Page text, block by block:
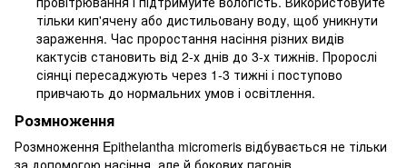
тільки кип'ячену або дистильовану воду, щоб уникнути
зараження. Час проростання насіння різних видів
кактусів становить від 2-х днів до 3-х тижнів. Пророслі
сіянці пересаджують через 1-3 тижні і поступово
привчають до нормальних умов і освітлення.
Розмноження
Розмноження Epithelantha micromeris відбувається не тільки
за допомогою насіння, але й бокових пагонів.